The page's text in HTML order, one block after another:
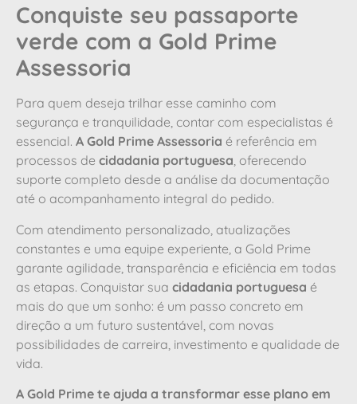
Conquiste seu passaporte
verde com a Gold Prime
Assessoria
Para quem deseja trilhar esse caminho com
segurança e tranquilidade, contar com especialistas é
essencial. A Gold Prime Assessoria é referência em
processos de cidadania portuguesa, oferecendo
suporte completo desde a análise da documentação
até o acompanhamento integral do pedido.
Com atendimento personalizado, atualizações
constantes e uma equipe experiente, a Gold Prime
garante agilidade, transparência e eficiência em todas
as etapas. Conquistar sua cidadania portuguesa é
mais do que um sonho: é um passo concreto em
direção a um futuro sustentável, com novas
possibilidades de carreira, investimento e qualidade de
vida.
A Gold Prime te ajuda a transformar esse plano em